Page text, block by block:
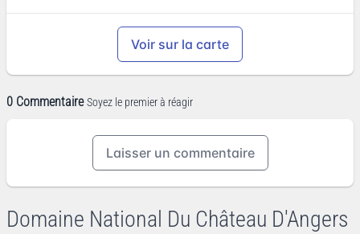
Voir sur la carte
0 Commentaire Soyez le premier à réagir
Laisser un commentaire
Domaine National Du Château D'Angers